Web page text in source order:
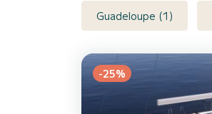
Guadeloupe (1)
-25%